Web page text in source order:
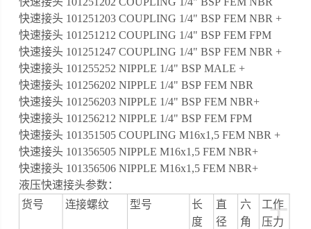
快速接头 101251203 COUPLING 1/4" BSP FEM NBR +
快速接头 101251212 COUPLING 1/4" BSP FEM FPM
快速接头 101251247 COUPLING 1/4" BSP FEM NBR +
快速接头 101255252 NIPPLE 1/4" BSP MALE +
快速接头 101256202 NIPPLE 1/4" BSP FEM NBR
快速接头 101256203 NIPPLE 1/4" BSP FEM NBR+
快速接头 101256212 NIPPLE 1/4" BSP FEM FPM
快速接头 101351505 COUPLING M16x1,5 FEM NBR +
快速接头 101356505 NIPPLE M16x1,5 FEM NBR+
快速接头 101356506 NIPPLE M16x1,5 FEM NBR+
液压快速接头参数：
+
货号 连接螺纹 型号 长
度
直
径
六
角
工作
压力